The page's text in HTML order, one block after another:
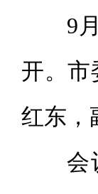
9
开。市
红东，
会